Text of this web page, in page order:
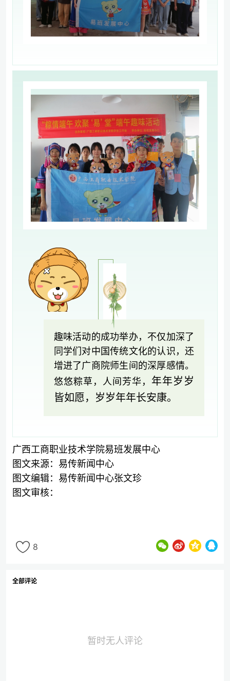
趣味活动的成功举办，不仅加深了
同学们对中国传统文化的认识，还
增进了广商院师生间的深厚感情。
悠悠粽草，人间芳华， 年年岁岁
皆如愿， 岁岁年年长安康。
广西工商职业技术学院易班发展中心
图文来源：易传新闻中心
图文编辑：易传新闻中心张文珍
图文审核：
8
全部评论
暂时无人评论